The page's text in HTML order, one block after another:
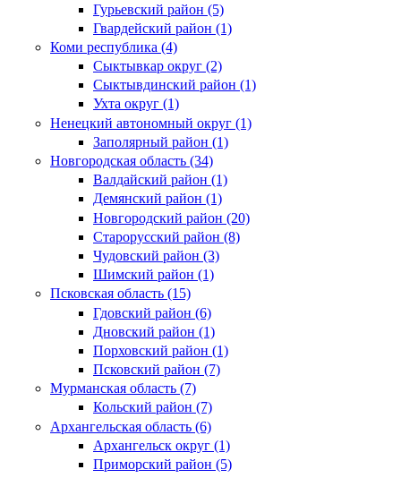
Гурьевский район (5)
Гвардейский район (1)
Коми республика (4)
Сыктывкар округ (2)
Сыктывдинский район (1)
Ухта округ (1)
Ненецкий автономный округ (1)
Заполярный район (1)
Новгородская область (34)
Валдайский район (1)
Демянский район (1)
Новгородский район (20)
Старорусский район (8)
Чудовский район (3)
Шимский район (1)
Псковская область (15)
Гдовский район (6)
Дновский район (1)
Порховский район (1)
Псковский район (7)
Мурманская область (7)
Кольский район (7)
Архангельская область (6)
Архангельск округ (1)
Приморский район (5)